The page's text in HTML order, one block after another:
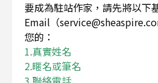
要成為駐站作家，請先將以下
Email（
您的：
1.真實姓名
2.暱名或筆名